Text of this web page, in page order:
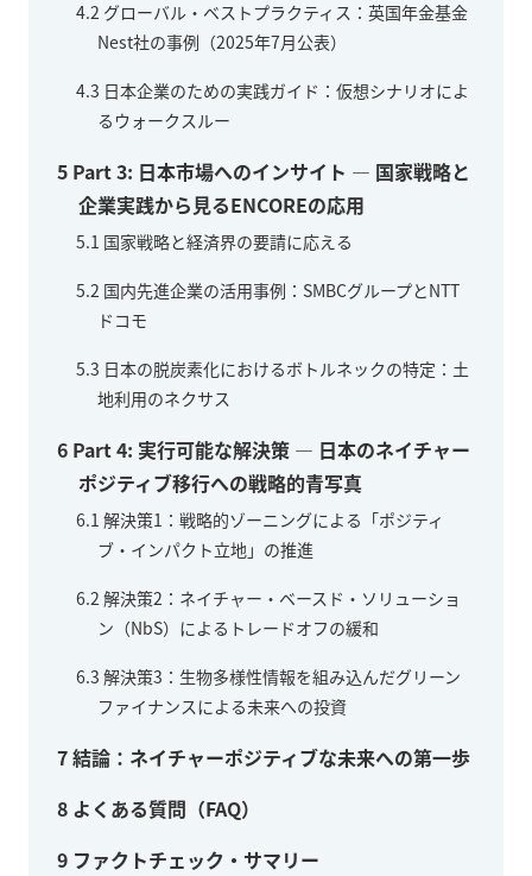
4.2 グローバル・ベストプラクティス：英国年金基金
Nest社の事例（2025年7月公表）
4.3 日本企業のための実践ガイド：仮想シナリオによ
るウォークスルー
5 Part 3: 日本市場へのインサイト — 国家戦略と
企業実践から見るENCOREの応用
5.1 国家戦略と経済界の要請に応える
5.2 国内先進企業の活用事例：SMBCグループとNTT
ドコモ
5.3 日本の脱炭素化におけるボトルネックの特定：土
地利用のネクサス
6 Part 4: 実行可能な解決策 — 日本のネイチャー
ポジティブ移行への戦略的青写真
6.1 解決策1：戦略的ゾーニングによる「ポジティ
ブ・インパクト立地」の推進
6.2 解決策2：ネイチャー・ベースド・ソリューショ
ン（NbS）によるトレードオフの緩和
6.3 解決策3：生物多様性情報を組み込んだグリーン
ファイナンスによる未来への投資
7結論：ネイチャーポジティブな未来への第一歩
8 よくある質問（FAQ）
9 ファクトチェック・サマリー